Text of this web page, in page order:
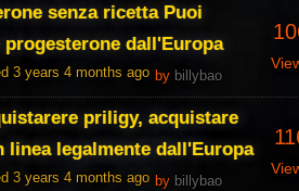
senza ricetta Puoi
progesterone dall'Europa
3 years 4 months ago by billybao
priligy, acquistare
linea legalmente dall'Europa
3 years 4 months ago by billybao